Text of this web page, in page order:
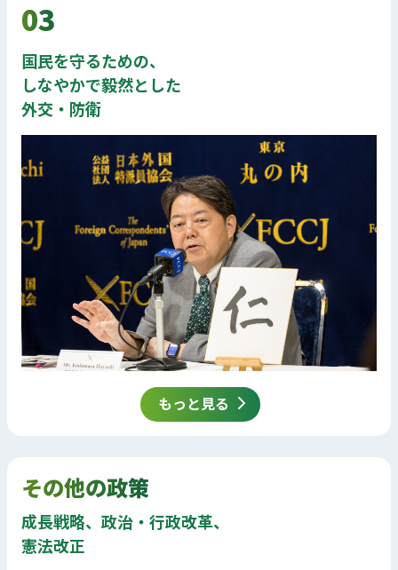
03
国民を守るための、
しなやかで毅然とした
外交・防衛
もっと見る
その他の政策
成長戦略、政治・行政改革、
憲法改正